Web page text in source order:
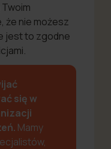
że nie możesz
jest to zgodne
się w
Mamy